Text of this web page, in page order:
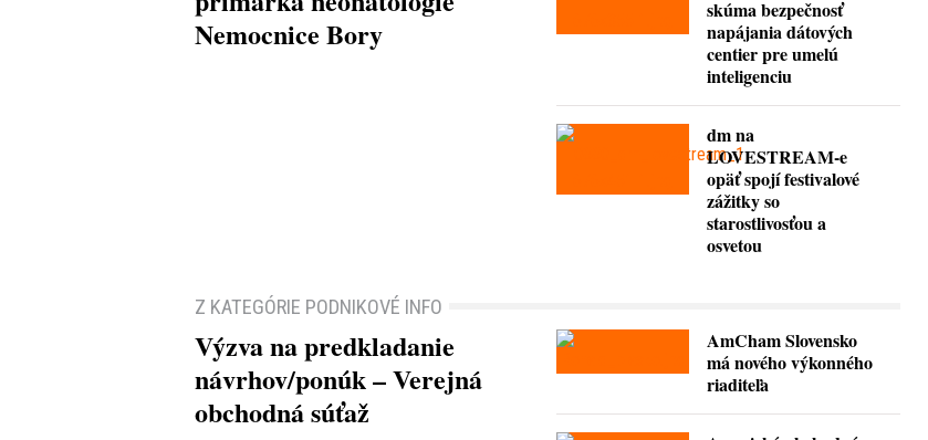
Nemocnice Bory
skúma bezpečnosť
napájania dátových
centier pre umelú
inteligenciu
dm na
LOVESTREAM-e
opäť spojí festivalové
zážitky so
starostlivosťou a
osvetou
Z KATEGÓRIE PODNIKOVÉ INFO
Výzva na predkladanie
návrhov/ponúk – Verejná
obchodná súťaž
AmCham Slovensko
má nového výkonného
riaditeľa